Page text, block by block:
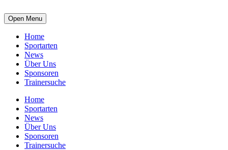
Open Menu
Home
Sportarten
News
Über Uns
Sponsoren
Trainersuche
Home
Sportarten
News
Über Uns
Sponsoren
Trainersuche